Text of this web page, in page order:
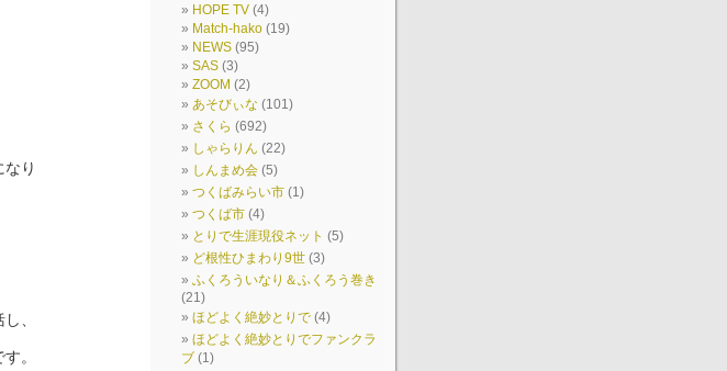
り
、
。
HOPE TV (4)
Match-hako (19)
NEWS (95)
SAS (3)
ZOOM (2)
あそびぃな (101)
さくら (692)
しゃらりん (22)
しんまめ会 (5)
つくばみらい市 (1)
つくば市 (4)
とりで生涯現役ネット (5)
ど根性ひまわり9世 (3)
ふくろういなり＆ふくろう巻き
(21)
ほどよく絶妙とりで (4)
ほどよく絶妙とりでファンクラ
ブ (1)